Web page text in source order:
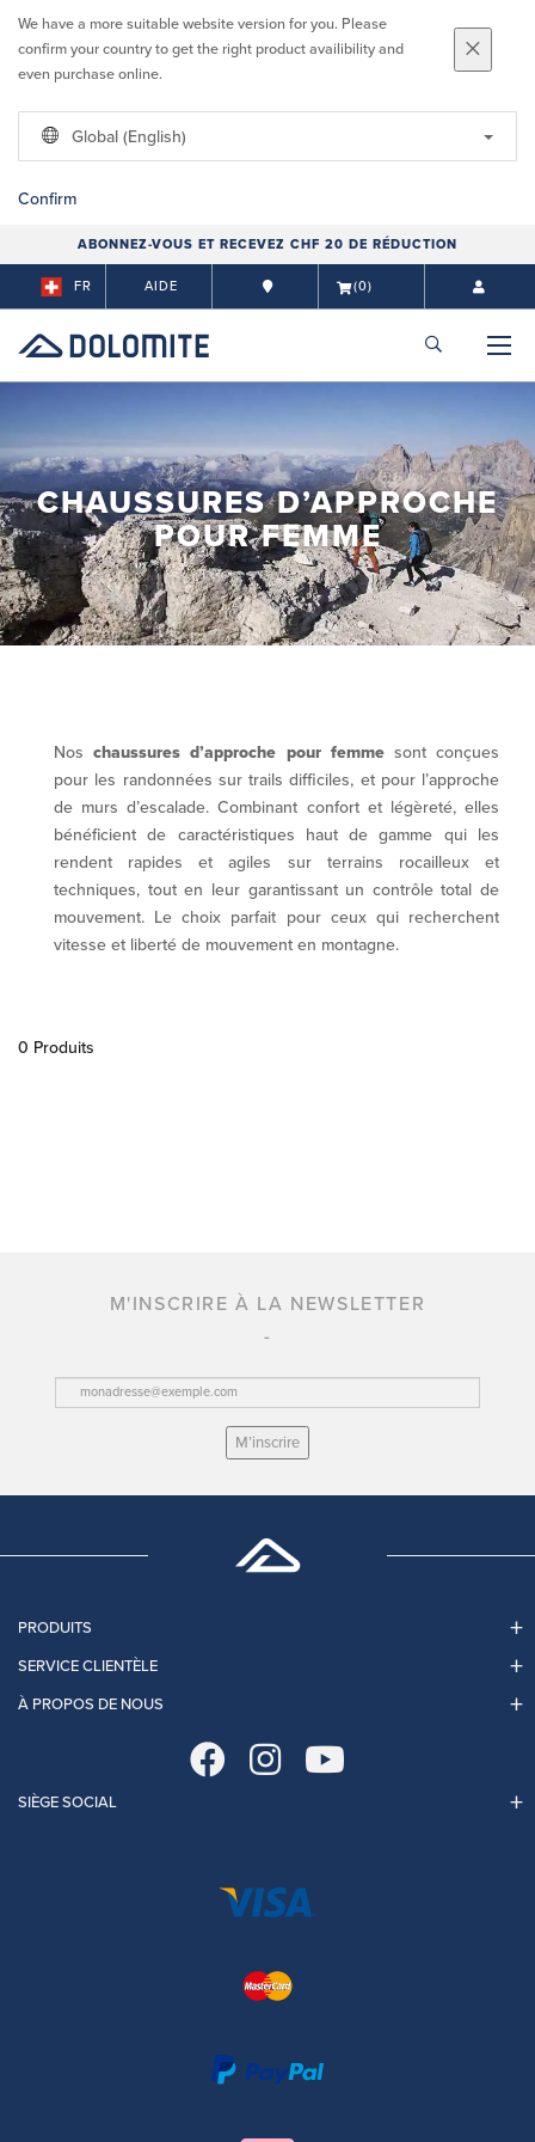
We have a more suitable website version for you. Please
confirm your country to get the right product availibility and
even purchase online.
Global (English)
Confirm
ABONNEZ-VOUS ET RECEVEZ CHF 20 DE RÉDUCTION
FR AIDE (0)
CHAUSSURES D’APPROCHE
POUR FEMME
Noschaussures d’approche pour femmesont conçues
pour les randonnées sur trails difficiles, et pour l’approche
de murs d’escalade. Combinant confort et légèreté, elles
bénéficient de caractéristiques haut de gamme qui les
rendent rapides et agiles sur terrains rocailleux et
techniques, tout en leur garantissant un contrôle total de
mouvement. Le choix parfait pour ceux qui recherchent
vitesse et liberté de mouvement en montagne.
0 Produits
M'INSCRIRE À LA NEWSLETTER
M’inscrire
PRODUITS
SERVICE CLIENTÈLE
À PROPOS DE NOUS
SIÈGE SOCIAL